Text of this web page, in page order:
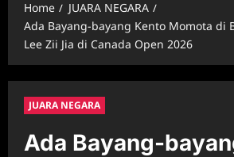
Home
JUARA NEGARA
Ada Bayang-bayang Kento Momota di
Lee Zii Jia di Canada Open 2026
JUARA NEGARA
Ada Bayang-